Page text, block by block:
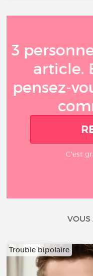
3
article.
pensez-
C'est
VOUS
Trouble bipolaire